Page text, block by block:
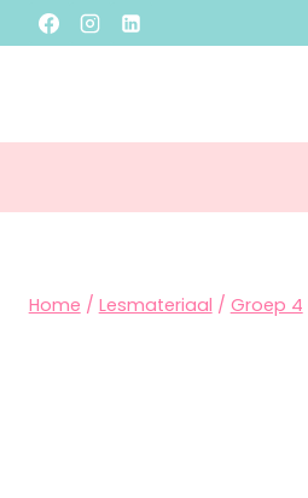
Home / Lesmateriaal / Groep 4